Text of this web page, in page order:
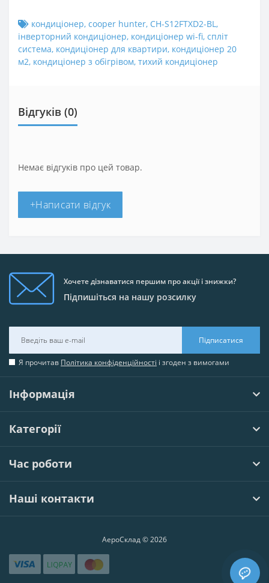
кондиціонер, cooper hunter, CH-S12FTXD2-BL,
інверторний кондиціонер, кондиціонер wi-fi, спліт
система, кондиціонер для квартири, кондиціонер 20
м2, кондиціонер з обігрівом, тихий кондиціонер
Відгуків (0)
Немає відгуків про цей товар.
+Написати відгук
Хочете дізнаватися першим про акції і знижки?
Підпишіться на нашу розсилку
Підписатися
Я прочитав Політика конфіденційності і згоден з вимогами
Інформація
Категорії
Час роботи
Наші контакти
АероСклад © 2026